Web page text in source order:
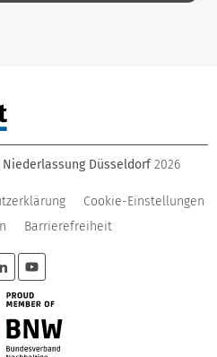
Düsseldorf 2026
Cookie-Einstellungen
Barrierefreiheit